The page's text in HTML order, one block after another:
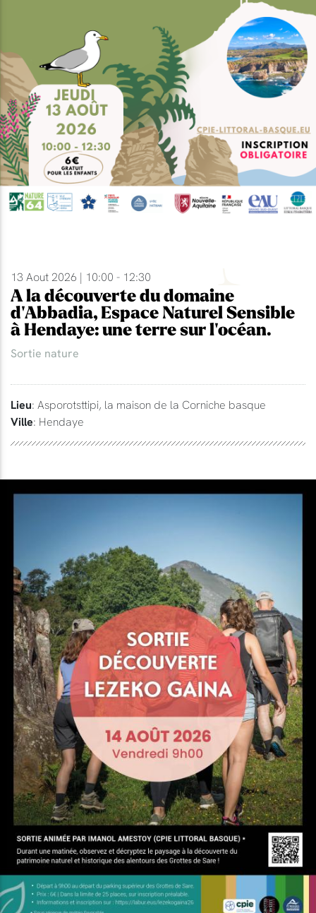
13 Aout 2026 | 10:00 - 12:30
A la découverte du domaine
d'Abbadia, Espace Naturel Sensible
à Hendaye: une terre sur l'océan.
Sortie nature
Lieu: Asporotsttipi, la maison de la Corniche basque
Ville: Hendaye